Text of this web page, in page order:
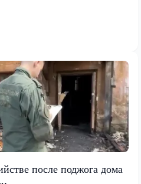
после поджога дома